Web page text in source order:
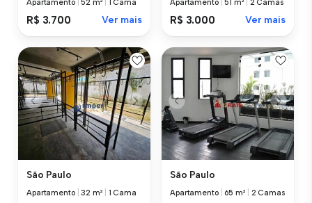
Apartamento |52 m² 1 Cama
R$ 3.700 Ver mais
Apartamento |51 m² 2 Camas
R$ 3.000 Ver mais
São Paulo
Apartamento |32 m² 1 Cama
São Paulo
Apartamento 65 m² 2 Camas